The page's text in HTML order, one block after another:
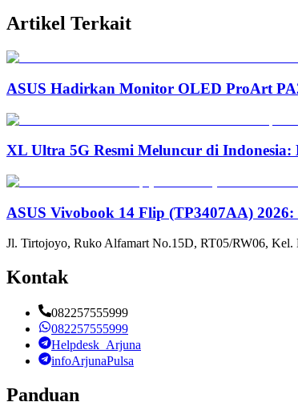
Artikel Terkait
ASUS Hadirkan Monitor OLED ProArt
XL Ultra 5G Resmi Meluncur di Indonesia:
ASUS Vivobook 14 Flip (TP3407AA)
Jl. Tirtojoyo, Ruko Alfamart No.15D, RT05/RW06,
Kontak
082257555999
082257555999
Helpdesk_Arjuna
infoArjunaPulsa
Panduan